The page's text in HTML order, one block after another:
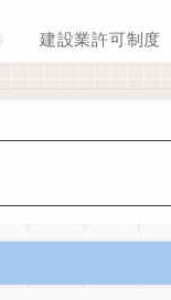
建設業許可制度